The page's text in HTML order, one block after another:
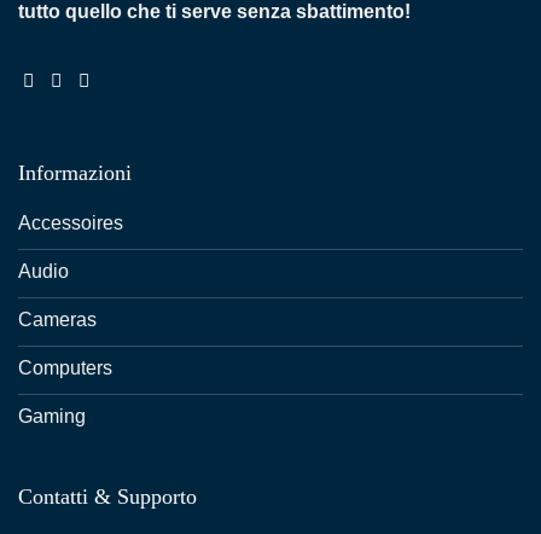
tutto quello che ti serve senza sbattimento!
Informazioni
Accessoires
Audio
Cameras
Computers
Gaming
Contatti & Supporto